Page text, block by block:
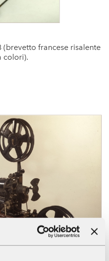
(brevetto francese risalente
colori).